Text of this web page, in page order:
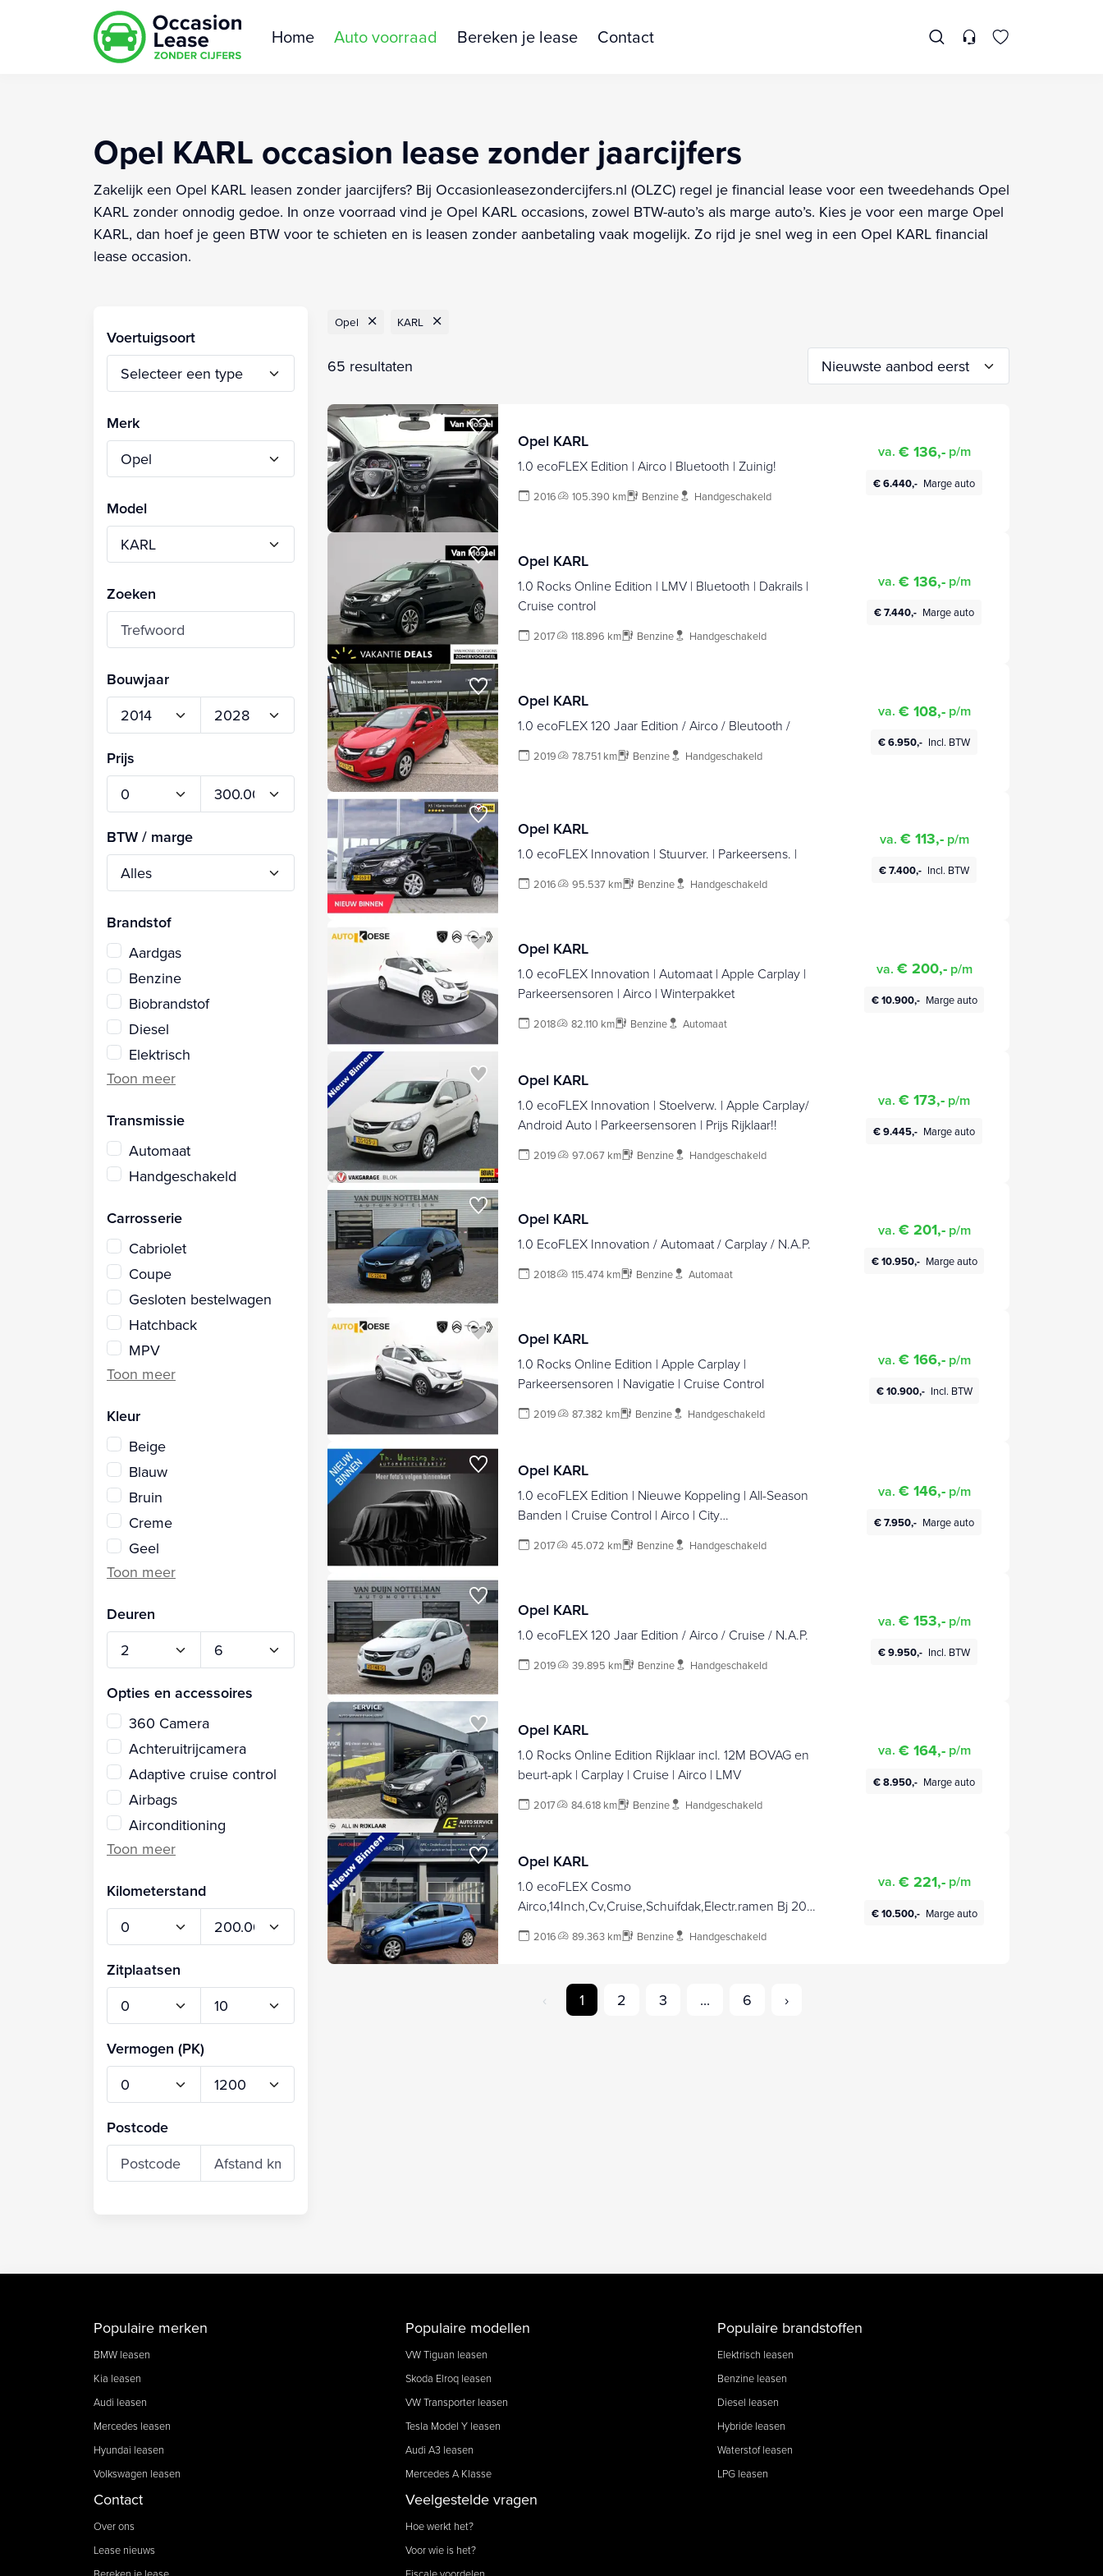
Home Auto voorraad Bereken je lease Contact
Opel KARL occasion lease zonder jaarcijfers
Zakelijk een Opel KARL leasen zonder jaarcijfers? Bij Occasionleasezondercijfers.nl (OLZC) regel je financial lease voor een tweedehands Opel
KARL zonder onnodig gedoe. In onze voorraad vind je Opel KARL occasions, zowel BTW-auto’s als marge auto’s. Kies je voor een marge Opel
KARL, dan hoef je geen BTW voor te schieten en is leasen zonder aanbetaling vaak mogelijk. Zo rijd je snel weg in een Opel KARL financial
lease occasion.
Voertuigsoort
Merk
Model
Zoeken
Bouwjaar
Prijs
BTW / marge
Brandstof
Aardgas
Benzine
Biobrandstof
Diesel
Elektrisch
Transmissie
Automaat
Handgeschakeld
Carrosserie
Cabriolet
Coupe
Gesloten bestelwagen
Hatchback
MPV
Kleur
Beige
Blauw
Bruin
Creme
Geel
Deuren
Opties en accessoires
360 Camera
Achteruitrijcamera
Adaptive cruise control
Airbags
Airconditioning
Kilometerstand
Zitplaatsen
Vermogen (PK)
Postcode
Opel KARL
65 resultaten
Opel KARL
1.0 ecoFLEX Edition | Airco | Bluetooth | Zuinig!
2016 105.390 km Benzine Handgeschakeld
va. € 136,- p/m
€ 6.440,- Marge auto
Opel KARL
1.0 Rocks Online Edition | LMV | Bluetooth | Dakrails |
Cruise control
2017 118.896 km Benzine Handgeschakeld
va. € 136,- p/m
€ 7.440,- Marge auto
Opel KARL
1.0 ecoFLEX 120 Jaar Edition / Airco / Bleutooth /
2019 78.751 km Benzine Handgeschakeld
va. € 108,- p/m
€ 6.950,- Incl. BTW
Opel KARL
1.0 ecoFLEX Innovation | Stuurver. | Parkeersens. |
2016 95.537 km Benzine Handgeschakeld
va. € 113,- p/m
€ 7.400,- Incl. BTW
Opel KARL
1.0 ecoFLEX Innovation | Automaat | Apple Carplay |
Parkeersensoren | Airco | Winterpakket
2018 82.110 km Benzine Automaat
va. € 200,- p/m
€ 10.900,- Marge auto
Opel KARL
1.0 ecoFLEX Innovation | Stoelverw. | Apple Carplay/
Android Auto | Parkeersensoren | Prijs Rijklaar!!
2019 97.067 km Benzine Handgeschakeld
va. € 173,- p/m
€ 9.445,- Marge auto
Opel KARL
1.0 EcoFLEX Innovation / Automaat / Carplay / N.A.P.
2018 115.474 km Benzine Automaat
va. € 201,- p/m
€ 10.950,- Marge auto
Opel KARL
1.0 Rocks Online Edition | Apple Carplay |
Parkeersensoren | Navigatie | Cruise Control
2019 87.382 km Benzine Handgeschakeld
va. € 166,- p/m
€ 10.900,- Incl. BTW
Opel KARL
1.0 ecoFLEX Edition | Nieuwe Koppeling | All-Season
Banden | Cruise Control | Airco | City
2017 45.072 km Benzine Handgeschakeld
va. € 146,- p/m
€ 7.950,- Marge auto
Opel KARL
1.0 ecoFLEX 120 Jaar Edition / Airco / Cruise / N.A.P.
2019 39.895 km Benzine Handgeschakeld
va. € 153,- p/m
€ 9.950,- Incl. BTW
Opel KARL
1.0 Rocks Online Edition Rijklaar incl. 12M BOVAG en
beurt-apk | Carplay | Cruise | Airco | LMV
2017 84.618 km Benzine Handgeschakeld
va. € 164,- p/m
€ 8.950,- Marge auto
Opel KARL
1.0 ecoFLEX Cosmo
Airco,14Inch,Cv,Cruise,Schuifdak,Electr.ramen Bj 2016
2016 89.363 km Benzine Handgeschakeld
va. € 221,- p/m
€ 10.500,- Marge auto
‹ 1 2 3 ... 6 ›
Populaire merken
BMW leasen
Kia leasen
Audi leasen
Mercedes leasen
Hyundai leasen
Volkswagen leasen
Populaire modellen
VW Tiguan leasen
Skoda Elroq leasen
VW Transporter leasen
Tesla Model Y leasen
Audi A3 leasen
Mercedes A Klasse
Populaire brandstoffen
Elektrisch leasen
Benzine leasen
Diesel leasen
Hybride leasen
Waterstof leasen
LPG leasen
Contact
Over ons
Lease nieuws
Veelgestelde vragen
Hoe werkt het?
Voor wie is het?